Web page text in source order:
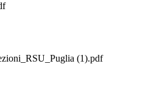
(1).pdf